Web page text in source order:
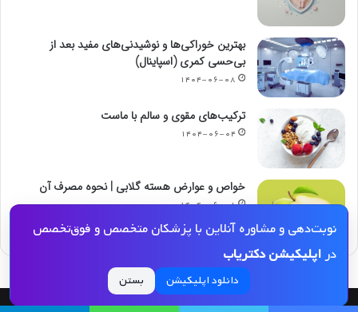
بهترین خوراکی‌ها و نوشیدنی‌های مفید بعد از
بی‌حسی کمری (اسپاینال)
۱۴۰۴-۰۶-۰۸
ترکیب‌های مقوی و سالم با ماست
۱۴۰۴-۰۶-۰۴
خواص و عوارض هسته گلابی | نحوه مصرف آن
۱۴۰۴-۰۶-۰۱
نوبت‌دهی و مشاوره آنلاین با پزشکان متخصص و فوق‌تخصص
دراپلیکیشن دکتریاب
دانلود اپلیکیشن بستن